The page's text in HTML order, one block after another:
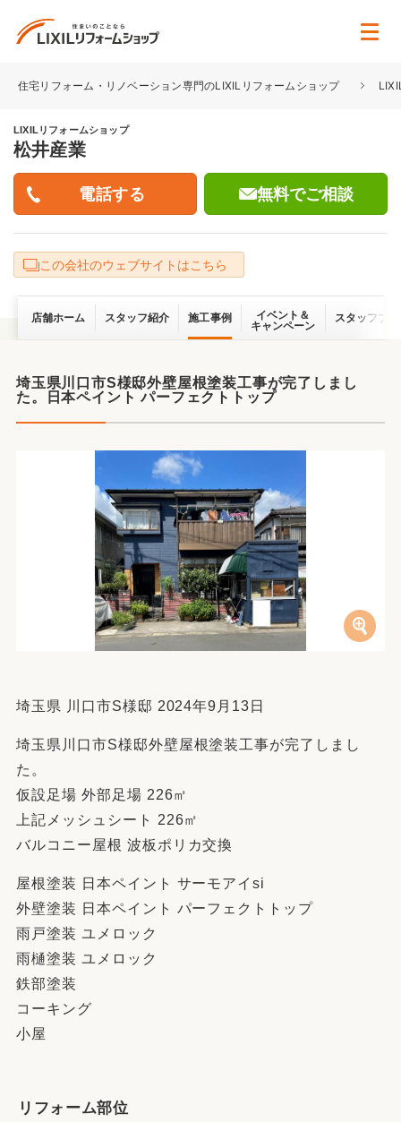
住宅リフォーム・リノベーション専門のLIXILリフォームショップ
LIXILリフォームショップ
松井産業
無料でご相談
この会社のウェブサイトはこちら
店舗ホーム スタッフ紹介 施工事例
イベント＆
キャンペーン
スタッフブ
埼玉県川口市S様邸外壁屋根塗装工事が完了しまし
た。日本ペイント パーフェクトトップ
埼玉県 川口市S様邸 2024年9月13日
埼玉県川口市S様邸外壁屋根塗装工事が完了しまし
た。
仮設足場 外部足場 226㎡
上記メッシュシート 226㎡
バルコニー屋根 波板ポリカ交換
屋根塗装 日本ペイント サーモアイsi
外壁塗装 日本ペイント パーフェクトトップ
雨戸塗装 ユメロック
雨樋塗装 ユメロック
鉄部塗装
コーキング
小屋
リフォーム部位